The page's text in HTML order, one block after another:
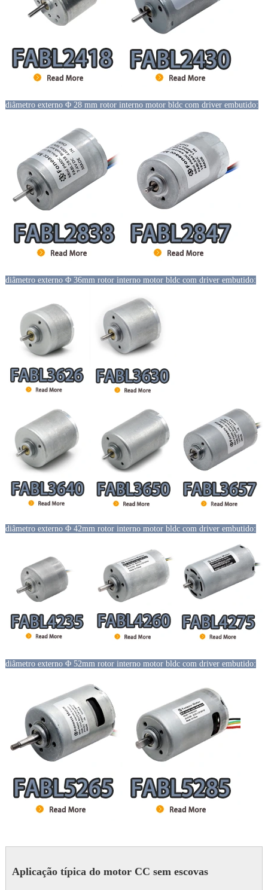
diâmetro externo Φ 28 mm rotor interno motor bldc com driver embutido:
diâmetro externo Φ 36mm rotor interno motor bldc com driver embutido:
diâmetro externo Φ 42mm rotor interno motor bldc com driver embutido:
diâmetro externo Φ 52mm rotor interno motor bldc com driver embutido:
Aplicação típica do motor CC sem escovas